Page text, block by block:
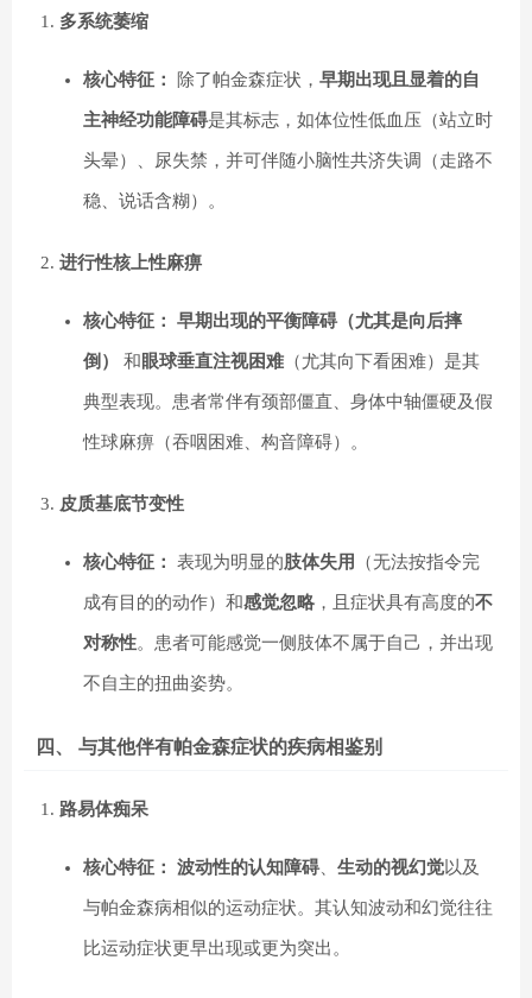
多系统萎缩
核心特征： 除了帕金森症状， 早期出现且显着的自
主神经功能障碍是其标志，如体位性低血压（站立时
头晕）、尿失禁，并可伴随小脑性共济失调（走路不
稳、说话含糊）。
进行性核上性麻痹
核心特征： 早期出现的平衡障碍（尤其是向后摔
倒） 和眼球垂直注视困难 （尤其向下看困难）是其
典型表现。患者常伴有颈部僵直、身体中轴僵硬及假
性球麻痹（吞咽困难、构音障碍）。
皮质基底节变性
核心特征： 表现为明显的肢体失用 （无法按指令完
成有目的的动作）和感觉忽略 ，且症状具有高度的不
对称性。患者可能感觉一侧肢体不属于自己，并出现
不自主的扭曲姿势。
四、 与其他伴有帕金森症状的疾病相鉴别
路易体痴呆
核心特征： 波动性的认知障碍、 生动的视幻觉以及
与帕金森病相似的运动症状。其认知波动和幻觉往往
比运动症状更早出现或更为突出。